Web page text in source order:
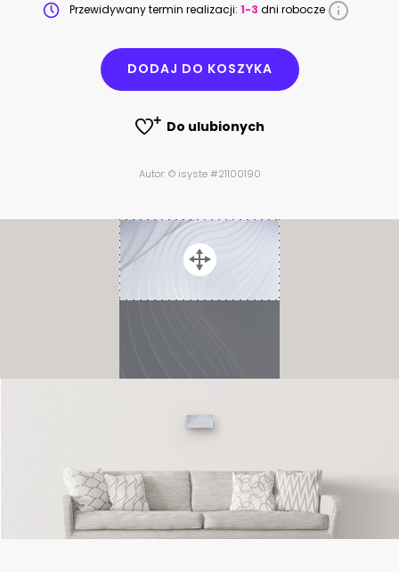
Przewidywany termin realizacji: 1-3 dni robocze
DODAJ DO KOSZYKA
Do ulubionych
Autor: © isyste #21100190